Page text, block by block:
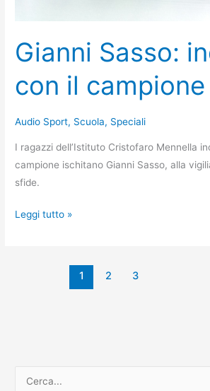
Gianni Sasso:
con il campione
Audio Sport, Scuola, Speciali
I ragazzi dell’Istituto Cristofaro Mennella
campione ischitano Gianni Sasso, alla
sfide.
Gianni
Leggi tutto »
1 2 3